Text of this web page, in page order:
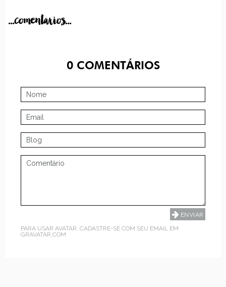
...comentarios...
0COMENTÁRIOS
PARA USAR AVATAR, CADASTRE-SE COM SEU EMAIL EM
GRAVATAR.COM